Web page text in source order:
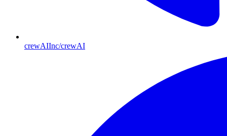
crewAIInc/crewAI